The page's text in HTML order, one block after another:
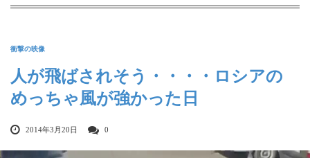
衝撃の映像
人が飛ばされそう・・・・ロシアの
めっちゃ風が強かった日
2014年3月20日 0